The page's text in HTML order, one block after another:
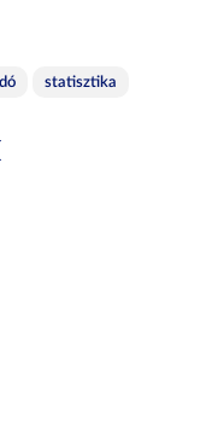
statisztika